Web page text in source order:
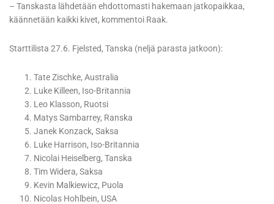
– Tanskasta lähdetään ehdottomasti hakemaan jatkopaikkaa,
käännetään kaikki kivet, kommentoi Raak.
Starttilista 27.6. Fjelsted, Tanska (neljä parasta jatkoon):
Tate Zischke, Australia
Luke Killeen, Iso-Britannia
Leo Klasson, Ruotsi
Matys Sambarrey, Ranska
Janek Konzack, Saksa
Luke Harrison, Iso-Britannia
Nicolai Heiselberg, Tanska
Tim Widera, Saksa
Kevin Malkiewicz, Puola
Nicolas Hohlbein, USA